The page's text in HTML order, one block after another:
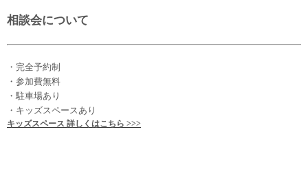
相談会について
・完全予約制
・参加費無料
・駐車場あり
・キッズスペースあり
キッズスペース 詳しくはこちら >>>